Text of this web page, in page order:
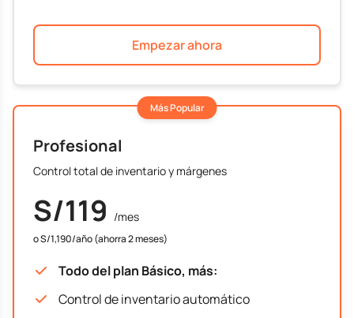
Empezar ahora
Más Popular
Profesional
Control total de inventario y márgenes
S/119 /mes
o S/1,190/año (ahorra 2 meses)
Todo del plan Básico, más:
Control de inventario automático